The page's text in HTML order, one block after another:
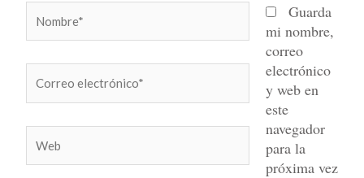
electrónico*
Guarda
mi nombre,
correo
electrónico
y web en
este
navegador
para la
próxima vez